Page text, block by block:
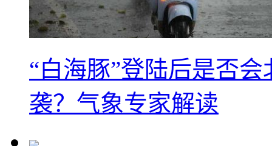
“白海豚”登陆后是否
袭？气象专家解读